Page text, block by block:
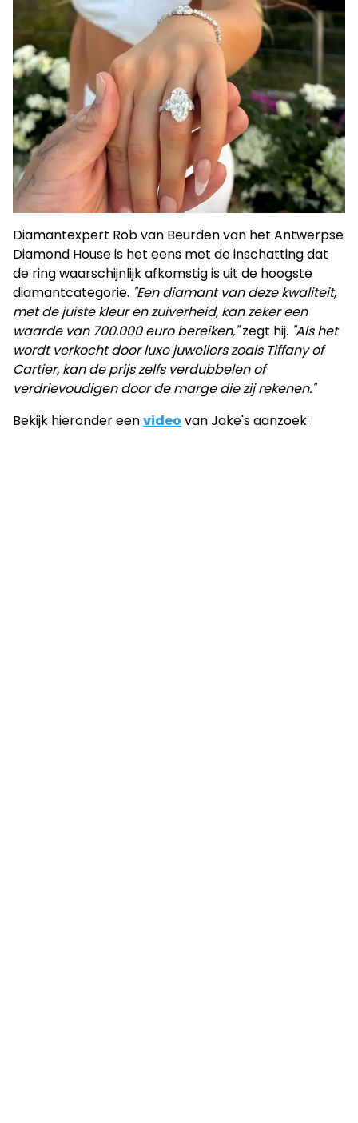
Diamantexpert Rob van Beurden van het Antwerpse
Diamond House is het eens met de inschatting dat
de ring waarschijnlijk afkomstig is uit de hoogste
diamantcategorie. "Een diamant van deze kwaliteit,
met de juiste kleur en zuiverheid, kan zeker een
waarde van 700.000 euro bereiken,"zegt hij. "Als het
wordt verkocht door luxe juweliers zoals Tiffany of
Cartier, kan de prijs zelfs verdubbelen of
verdrievoudigen door de marge die zij rekenen."
Bekijk hieronder eenvideo van Jake's aanzoek: